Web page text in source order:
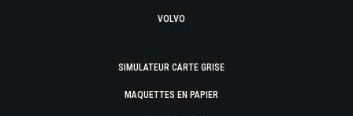
VOLVO
SIMULATEUR CARTE GRISE
MAQUETTES EN PAPIER